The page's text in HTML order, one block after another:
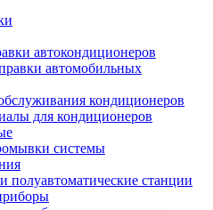
автокондиционеров
автомобильных
кондиционеров
для кондиционеров
системы
полуавтоматические станции